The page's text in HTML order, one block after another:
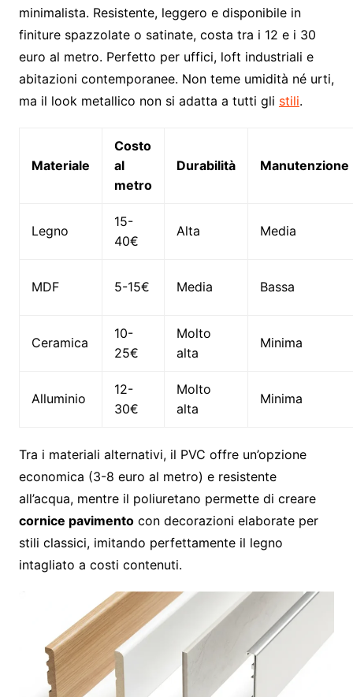
minimalista. Resistente, leggero e disponibile in
finiture spazzolate o satinate, costa tra i 12 e i 30
euro al metro. Perfetto per uffici, loft industriali e
abitazioni contemporanee. Non teme umidità né urti,
ma il look metallico non si adatta a tutti gli stili.
Materiale
Costo
al
metro
Durabilità Manutenzione
Legno
15-
40€
Alta Media
MDF 5-15€ Media Bassa
Ceramica
10-
25€
Molto
alta
Minima
Alluminio
12-
30€
Molto
alta
Minima
Tra i materiali alternativi, il PVC offre un’opzione
economica (3-8 euro al metro) e resistente
all’acqua, mentre il poliuretano permette di creare
cornice pavimentocon decorazioni elaborate per
stili classici, imitando perfettamente il legno
intagliato a costi contenuti.